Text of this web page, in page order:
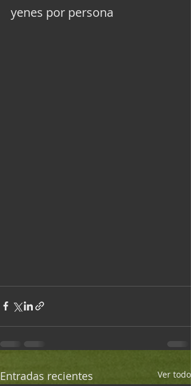
yenes por persona
Entradas recientes Ver todo